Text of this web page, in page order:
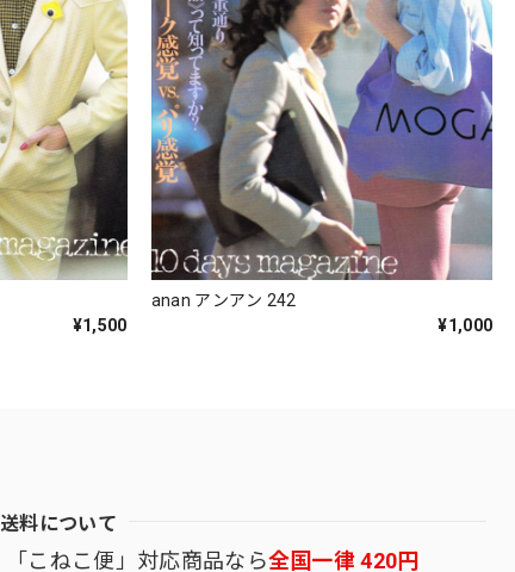
¥1,500
anan アンアン 242
¥1,000
送料について
「こねこ便」対応商品なら全国一律 420円